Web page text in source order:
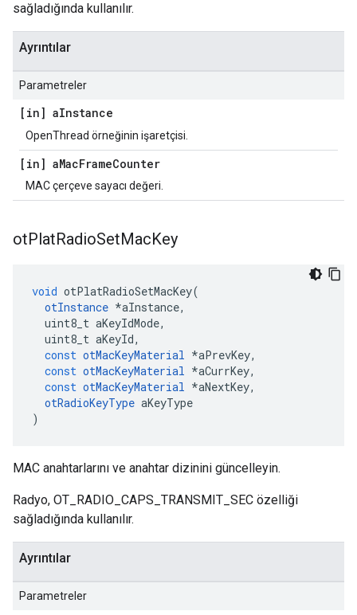
sağladığında kullanılır.
Ayrıntılar
Parametreler
[in] aInstance
OpenThread örneğinin işaretçisi.
[in] aMacFrameCounter
MAC çerçeve sayacı değeri.
otPlatRadioSetMacKey
void otPlatRadioSetMacKey(
otInstance *aInstance,
uint8_t aKeyIdMode,
uint8_t aKeyId,
const otMacKeyMaterial *aPrevKey,
const otMacKeyMaterial *aCurrKey,
const otMacKeyMaterial *aNextKey,
otRadioKeyType aKeyType
)
MAC anahtarlarını ve anahtar dizinini güncelleyin.
Radyo, OT_RADIO_CAPS_TRANSMIT_SEC özelliği
sağladığında kullanılır.
Ayrıntılar
Parametreler